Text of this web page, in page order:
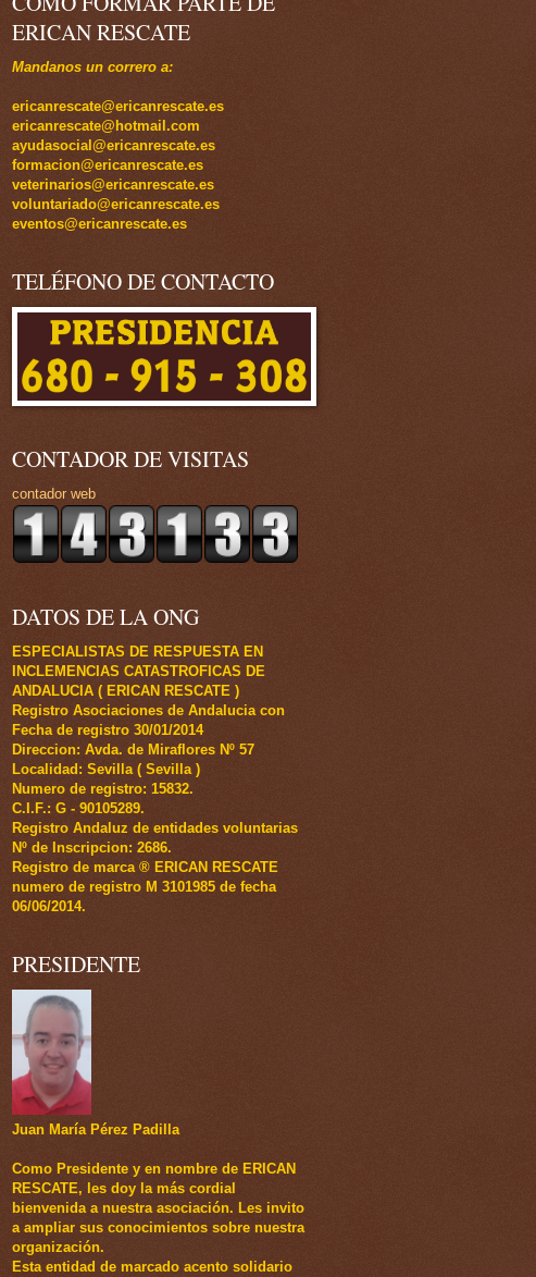
ERICAN RESCATE
Mandanos un correro a:
ericanrescate@ericanrescate.es
ericanrescate@hotmail.com
ayudasocial@ericanrescate.es
formacion@ericanrescate.es
veterinarios@ericanrescate.es
voluntariado@ericanrescate.es
eventos@ericanrescate.es
TELÉFONO DE CONTACTO
CONTADOR DE VISITAS
contador web
DATOS DE LA ONG
ESPECIALISTAS DE RESPUESTA EN
INCLEMENCIAS CATASTROFICAS DE
ANDALUCIA ( ERICAN RESCATE )
Registro Asociaciones de Andalucia con
Fecha de registro 30/01/2014
Direccion: Avda. de Miraflores Nº 57
Localidad: Sevilla ( Sevilla )
Numero de registro: 15832.
C.I.F.: G - 90105289.
Registro Andaluz de entidades voluntarias
Nº de Inscripcion: 2686.
Registro de marca ® ERICAN RESCATE
numero de registro M 3101985 de fecha
06/06/2014.
PRESIDENTE
Juan María Pérez Padilla
Como Presidente y en nombre de ERICAN
RESCATE, les doy la más cordial
bienvenida a nuestra asociación. Les invito
a ampliar sus conocimientos sobre nuestra
organización.
Esta entidad de marcado acento solidario